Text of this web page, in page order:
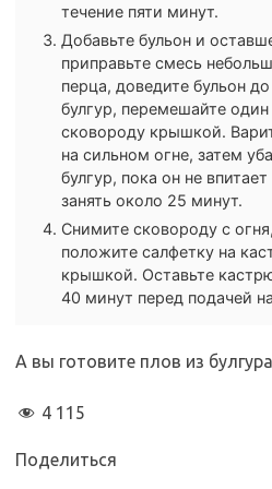
течение пяти минут.
Добавьте бульон и
приправьте смесь
перца, доведите бульон
булгур, перемешайте
сковороду крышкой.
на сильном огне, затем
булгур, пока он не
занять около 25 минут.
Снимите сковороду с
положите салфетку на
крышкой. Оставьте
40 минут перед подачей
А вы готовите плов из
4 115
Поделиться